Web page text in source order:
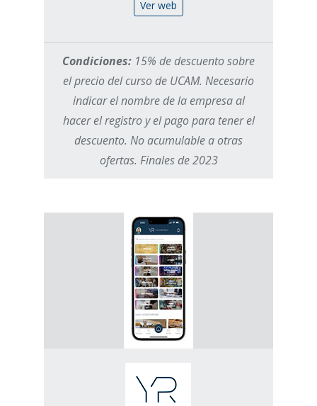
Ver web
Condiciones: 15% de descuento sobre
el precio del curso de UCAM. Necesario
indicar el nombre de la empresa al
hacer el registro y el pago para tener el
descuento. No acumulable a otras
ofertas. Finales de 2023